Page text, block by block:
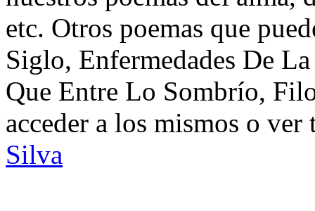
etc. Otros poemas que
Siglo, Enfermedades De
Que Entre Lo Sombrío,
acceder a los mismos o
Silva